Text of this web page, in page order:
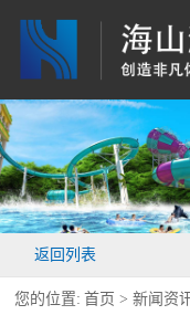
返回列表
您的位置: 首页 >新闻资